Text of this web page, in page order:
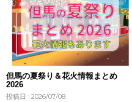
但馬の夏祭り＆花火情報まとめ
2026
投稿日 : 2026/07/08